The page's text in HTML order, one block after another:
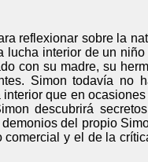
reflexionar sobre la
interior de un
con su madre, su
Simon todavía no
que en
descubrirá
del propio
y el de la